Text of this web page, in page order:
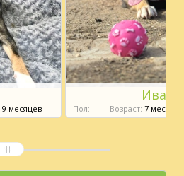
9 месяцев
Ива
Пол: Возраст: 7 месяцев